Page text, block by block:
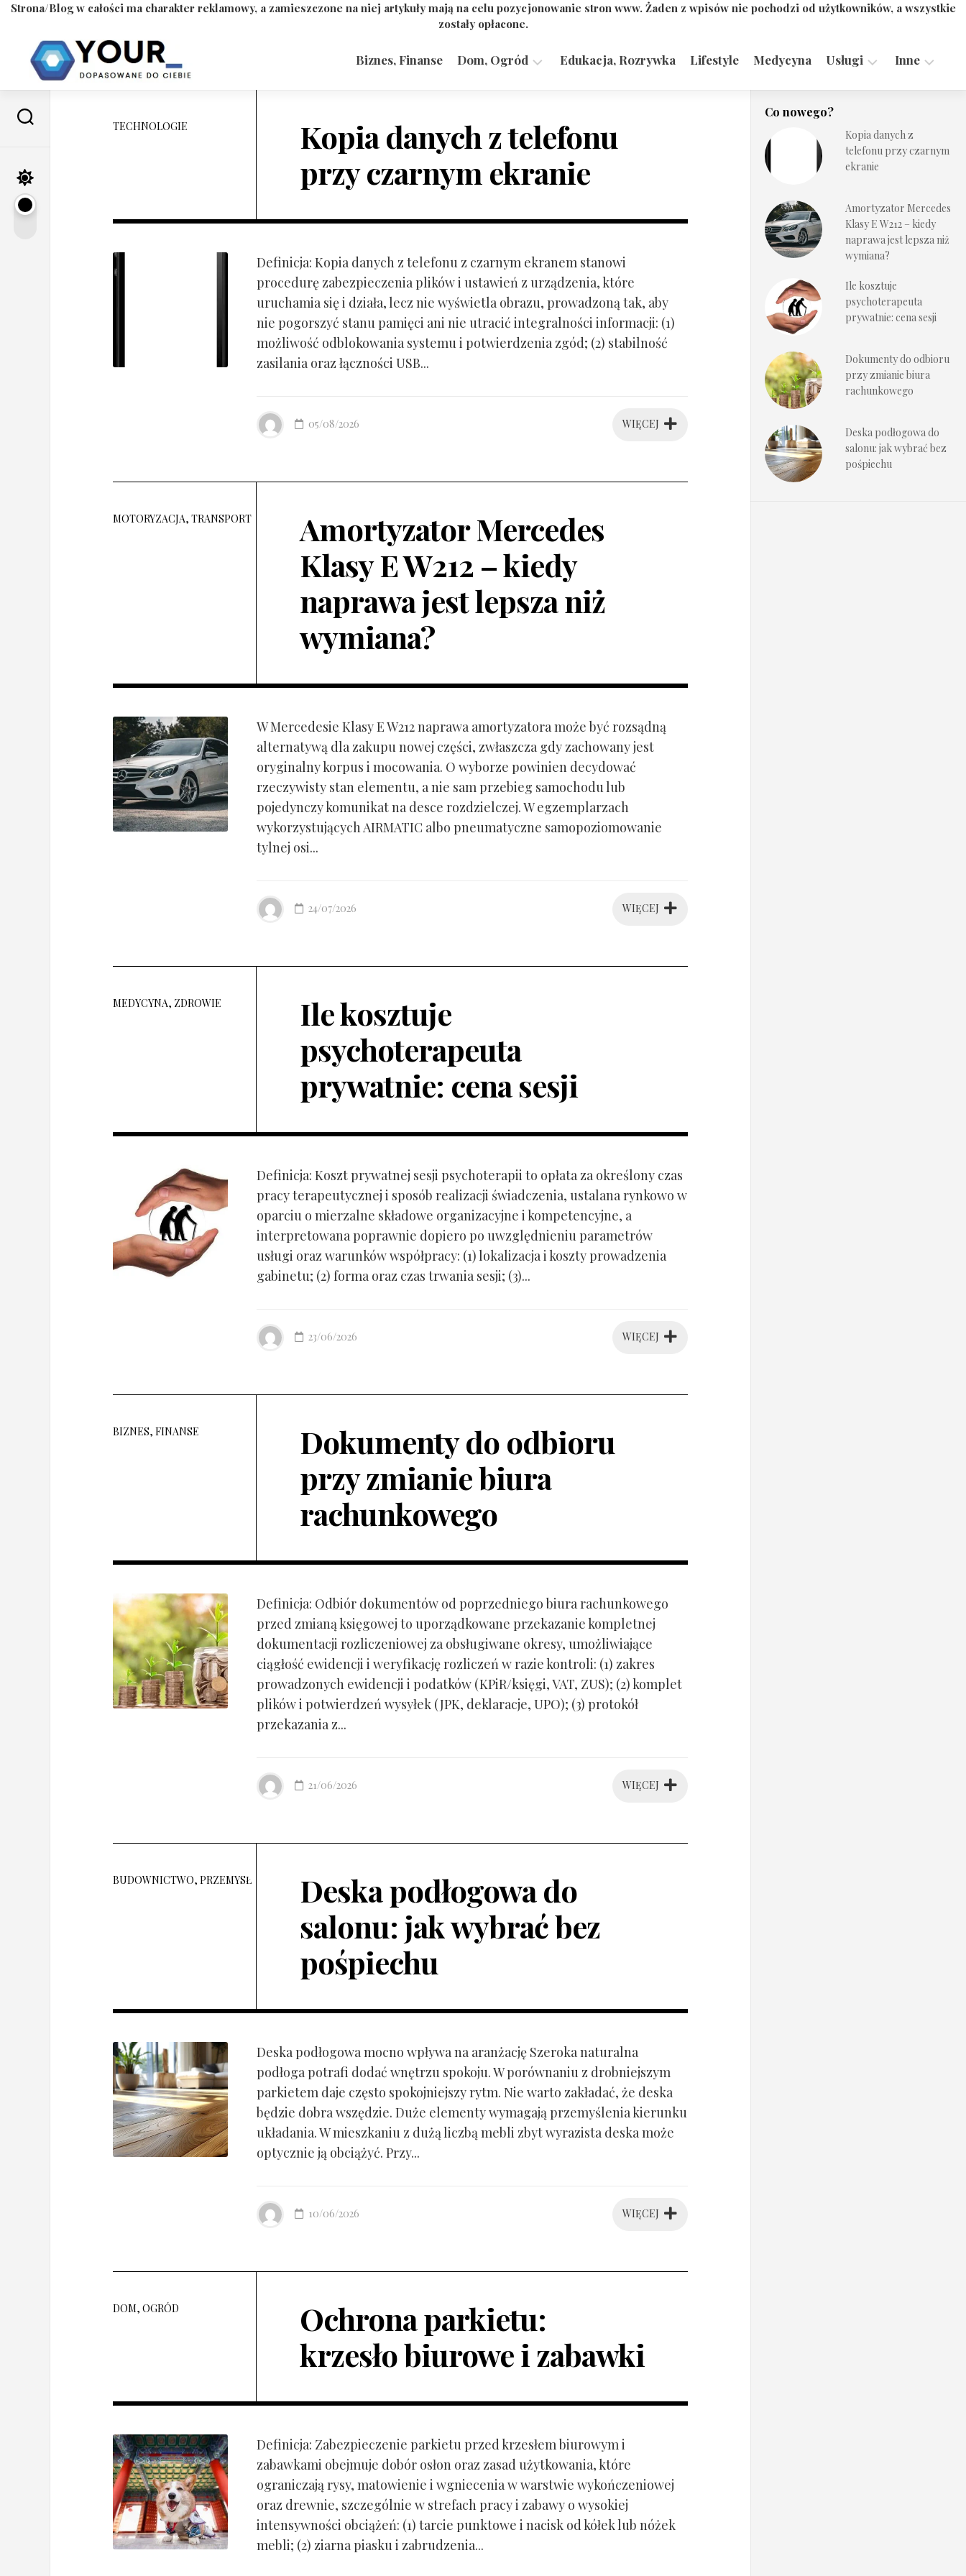
Strona/Blog w całości ma charakter reklamowy, a zamieszczone na niej artykuły mają na celu pozycjonowanie stron www. Żaden z wpisów nie pochodzi od użytkowników, a wszystkie
zostały opłacone.
content
Biznes, Finanse Dom, Ogród Edukacja, Rozrywka Lifestyle Medycyna Usługi
Technologie
Inne
TECHNOLOGIE
Kopia danych z telefonu
przy czarnym ekranie
Definicja: Kopia danych z telefonu z czarnym ekranem stanowi
procedurę zabezpieczenia plików i ustawień z urządzenia, które
uruchamia się i działa, lecz nie wyświetla obrazu, prowadzoną tak, aby
nie pogorszyć stanu pamięci ani nie utracić integralności informacji: (1)
możliwość odblokowania systemu i potwierdzenia zgód; (2) stabilność
zasilania oraz łączności USB...
WIĘCEJ
05/08/2026
MOTORYZACJA, TRANSPORT
Amortyzator Mercedes
Klasy E W212 – kiedy
naprawa jest lepsza niż
wymiana?
W Mercedesie Klasy E W212 naprawa amortyzatora może być rozsądną
alternatywą dla zakupu nowej części, zwłaszcza gdy zachowany jest
oryginalny korpus i mocowania. O wyborze powinien decydować
rzeczywisty stan elementu, a nie sam przebieg samochodu lub
pojedynczy komunikat na desce rozdzielczej. W egzemplarzach
wykorzystujących AIRMATIC albo pneumatyczne samopoziomowanie
tylnej osi...
WIĘCEJ
24/07/2026
MEDYCYNA, ZDROWIE
Ile kosztuje
psychoterapeuta
prywatnie: cena sesji
Definicja: Koszt prywatnej sesji psychoterapii to opłata za określony czas
pracy terapeutycznej i sposób realizacji świadczenia, ustalana rynkowo w
oparciu o mierzalne składowe organizacyjne i kompetencyjne, a
interpretowana poprawnie dopiero po uwzględnieniu parametrów
usługi oraz warunków współpracy: (1) lokalizacja i koszty prowadzenia
gabinetu; (2) forma oraz czas trwania sesji; (3)...
WIĘCEJ
23/06/2026
BIZNES, FINANSE
Dokumenty do odbioru
przy zmianie biura
rachunkowego
Definicja: Odbiór dokumentów od poprzedniego biura rachunkowego
przed zmianą księgowej to uporządkowane przekazanie kompletnej
dokumentacji rozliczeniowej za obsługiwane okresy, umożliwiające
ciągłość ewidencji i weryfikację rozliczeń w razie kontroli: (1) zakres
prowadzonych ewidencji i podatków (KPiR/księgi, VAT, ZUS); (2) komplet
plików i potwierdzeń wysyłek (JPK, deklaracje, UPO); (3) protokół
przekazania z...
WIĘCEJ
21/06/2026
BUDOWNICTWO, PRZEMYSŁ
Deska podłogowa do
salonu: jak wybrać bez
pośpiechu
Deska podłogowa mocno wpływa na aranżację Szeroka naturalna
podłoga potrafi dodać wnętrzu spokoju. W porównaniu z drobniejszym
parkietem daje często spokojniejszy rytm. Nie warto zakładać, że deska
będzie dobra wszędzie. Duże elementy wymagają przemyślenia kierunku
układania. W mieszkaniu z dużą liczbą mebli zbyt wyrazista deska może
optycznie ją obciążyć. Przy...
WIĘCEJ
10/06/2026
DOM, OGRÓD
Ochrona parkietu:
krzesło biurowe i zabawki
Definicja: Zabezpieczenie parkietu przed krzesłem biurowym i
zabawkami obejmuje dobór osłon oraz zasad użytkowania, które
ograniczają rysy, matowienie i wgniecenia w warstwie wykończeniowej
oraz drewnie, szczególnie w strefach pracy i zabawy o wysokiej
intensywności obciążeń: (1) tarcie punktowe i nacisk od kółek lub nóżek
mebli; (2) ziarna piasku i zabrudzenia...
Co nowego?
Kopia danych z
telefonu przy czarnym
ekranie
Amortyzator Mercedes
Klasy E W212 – kiedy
naprawa jest lepsza niż
wymiana?
Ile kosztuje
psychoterapeuta
prywatnie: cena sesji
Dokumenty do odbioru
przy zmianie biura
rachunkowego
Deska podłogowa do
salonu: jak wybrać bez
pośpiechu